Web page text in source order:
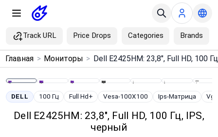
Track URL Price Drops Categories Brands
Menu ×
Home
Search
Главная > Мониторы >
DELL 100 Гц Full Hd+ Vesa-100X100 Ips-Матрица Vga
Dell E2425HM: 23,8", Full HD, 100 Гц, IPS,
черный